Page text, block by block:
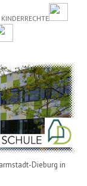
KINDERRECHTE
Dieburg in